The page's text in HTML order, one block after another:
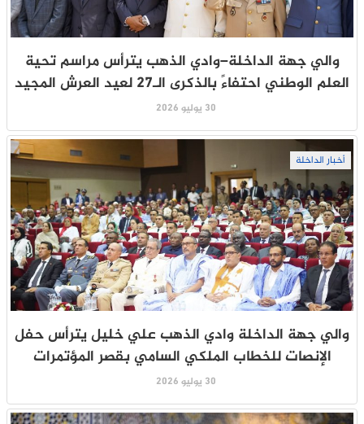
والي جهة الداخلة–وادي الذهب يترأس مراسم تحية
العلم الوطني احتفاءً بالذكرى الـ27 لعيد العرش المجيد
30 يوليو 2026
أخبار الداخلة
والي جهة الداخلة وادي الذهب علي خليل يترأس حفل
الإنصات للخطاب الملكي السامي بقصر المؤتمرات
30 يوليو 2026